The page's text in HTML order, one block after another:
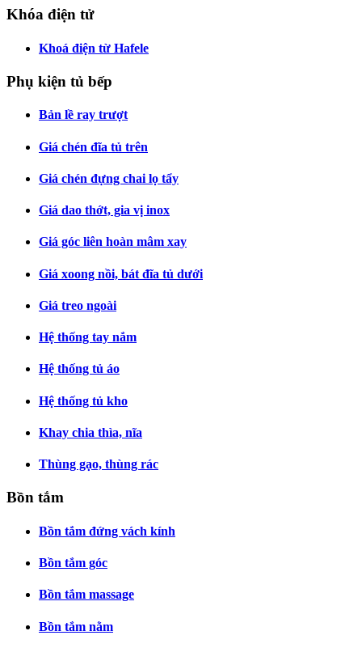
Khóa điện tử
Khoá điện từ Hafele
Phụ kiện tủ bếp
Bản lề ray trượt
Giá chén đĩa tủ trên
Giá chén đựng chai lọ tẩy
Giá dao thớt, gia vị inox
Giá góc liên hoàn mâm xay
Giá xoong nồi, bát đĩa tủ dưới
Giá treo ngoài
Hệ thống tay nắm
Hệ thống tủ áo
Hệ thống tủ kho
Khay chia thìa, nĩa
Thùng gạo, thùng rác
Bồn tắm
Bồn tắm đứng vách kính
Bồn tắm góc
Bồn tắm massage
Bồn tắm nằm